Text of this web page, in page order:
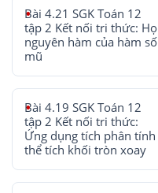
Bài 4.21 SGK Toán 12
tập 2 Kết nối tri thức: Họ
nguyên hàm của hàm số
mũ
Bài 4.19 SGK Toán 12
tập 2 Kết nối tri thức:
Ứng dụng tích phân tính
thể tích khối tròn xoay